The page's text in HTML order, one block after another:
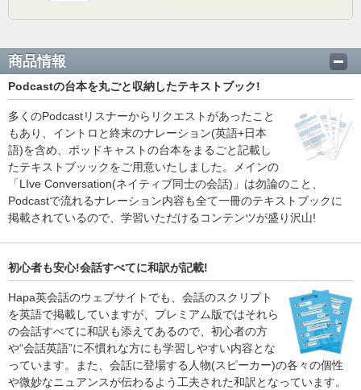
商品情報
Podcastの台本を丸ごと収納したテキストブック!
多くのPodcastリスナーからリクエストがあったこと
もあり、イントロと終末のナレーション(英語+日本
語)を含め、ポッドキャストの台本をまるごと記載し
たテキストブッックをご用意いたしました。メインの
「LIve Conversation(ネイティブ同士の会話)」は勿論のこと、
Podcastで流れるナレーション内容も全て一冊のテキストブックに
掲載されているので、学習いただけるコンテンツが盛り沢山!
初心者も安心!会話すべてに和訳が記載!
Hapa英会話のウェブサイトでも、会話のスクリプト
を英語で掲載していますが、プレミアム版ではそれら
の会話すべてに和訳も添えてあるので、初心者の方
や“会話英語”に不慣れな方にも学習しやすい内容とな
っています。また、会話に登場する人物(スピーカー)の各々の個性
や微妙なニュアンスが伝わるよう工夫された和訳となっています。